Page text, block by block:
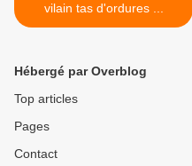
vilain tas d'ordures ...
Hébergé par Overblog
Top articles
Pages
Contact